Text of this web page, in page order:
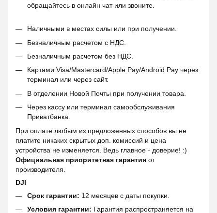
обращайтесь в онлайн чат или звоните.
Наличными в местах силы или при получении.
Безналичным расчетом с НДС.
Безналичным расчетом без НДС.
Картами Visa/Mastercard/Apple Pay/Android Pay через
терминал или через сайт.
В отделении Новой Почты при получении товара.
Через кассу или терминал самообслуживания
Приватбанка.
При оплате любым из предложенных способов вы не
платите никаких скрытых доп. комиссий и цена
устройства не изменяется. Ведь главное - доверие! :)
Официальная приоритетная гарантия от
производителя.
DJI
Срок гарантии: 12 месяцев с даты покупки.
Условия гарантии: Гарантия распространяется на